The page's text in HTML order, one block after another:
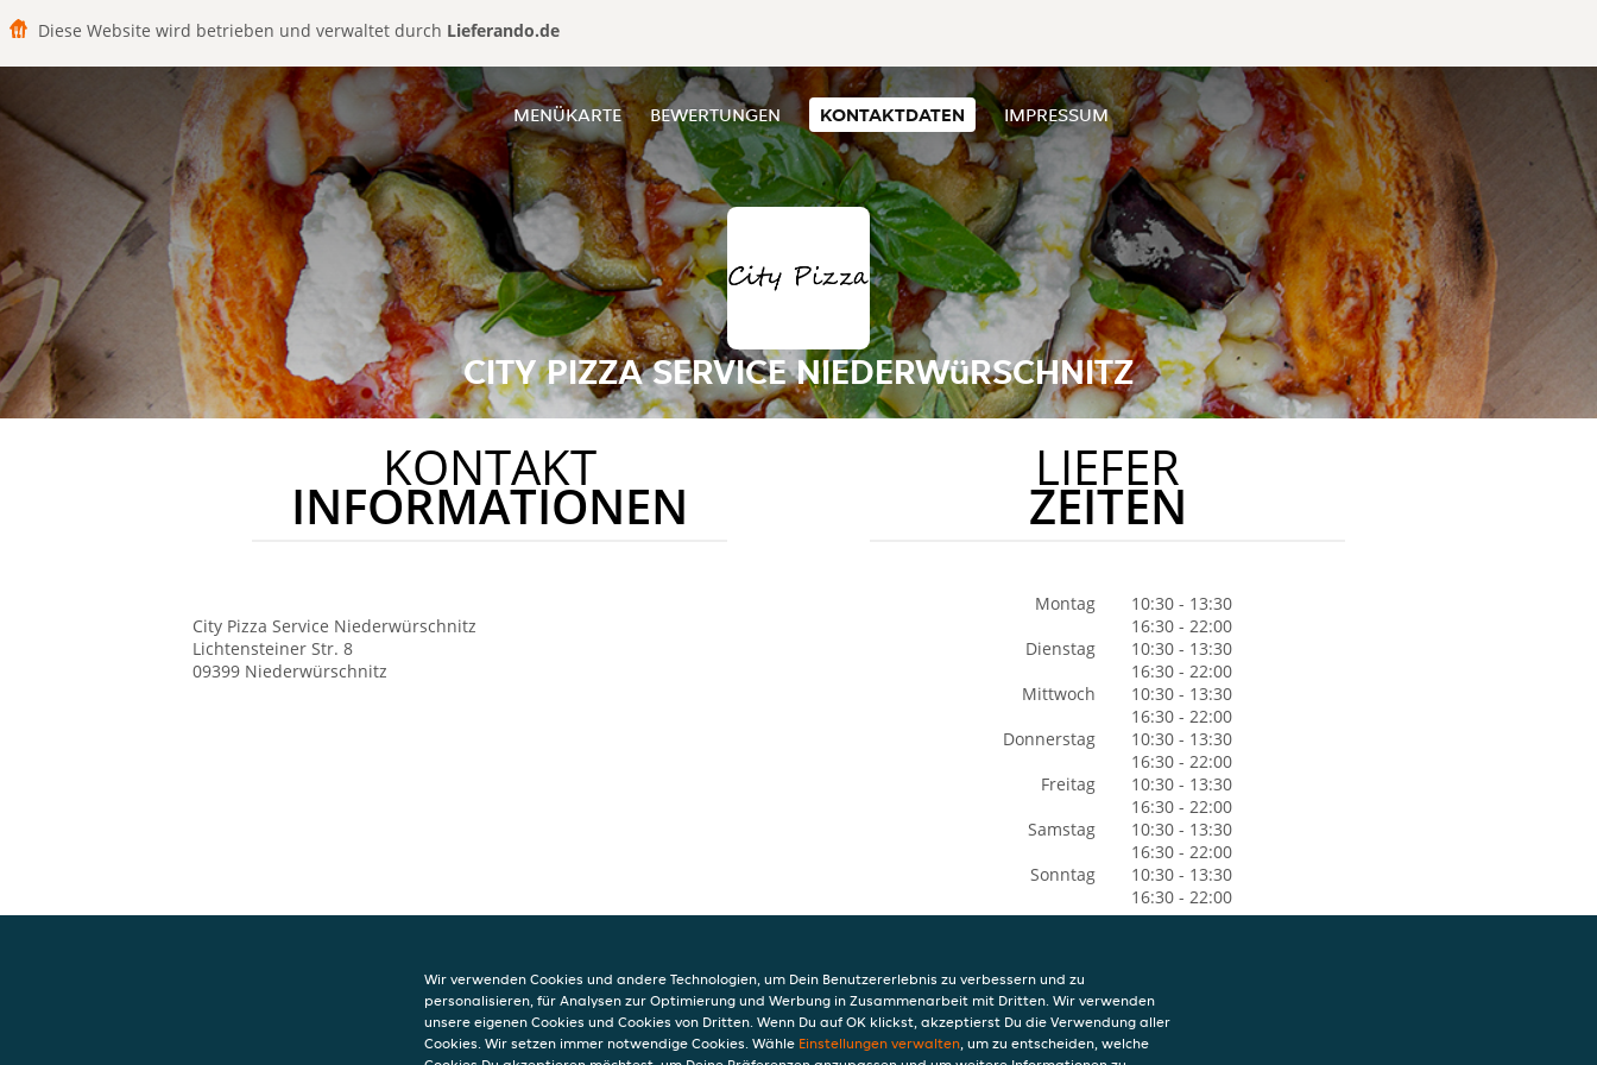
Diese Website wird betrieben und verwaltet durch Lieferando.de
MENÜKARTE BEWERTUNGEN KONTAKTDATEN IMPRESSUM
CITY PIZZA SERVICE NIEDERWüRSCHNITZ
KONTAKT
INFORMATIONEN
City Pizza Service Niederwürschnitz
Lichtensteiner Str. 8
09399 Niederwürschnitz
LIEFER
ZEITEN
Montag
10:30 - 13:30
16:30 - 22:00
Dienstag
10:30 - 13:30
16:30 - 22:00
Mittwoch
10:30 - 13:30
16:30 - 22:00
Donnerstag
10:30 - 13:30
16:30 - 22:00
Freitag
10:30 - 13:30
16:30 - 22:00
Samstag
10:30 - 13:30
16:30 - 22:00
Sonntag
10:30 - 13:30
16:30 - 22:00
KONTAKT INFO
Wir verwenden Cookies und andere Technologien, um Dein Benutzererlebnis zu verbessern und zu
personalisieren, für Analysen zur Optimierung und Werbung in Zusammenarbeit mit Dritten. Wir verwenden
unsere eigenen Cookies und Cookies von Dritten. Wenn Du auf OK klickst, akzeptierst Du die Verwendung aller
Cookies. Wir setzen immer notwendige Cookies. Wähle Einstellungen verwalten, um zu entscheiden, welche